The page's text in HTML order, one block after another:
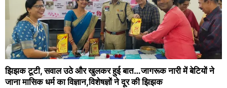
झिझक टूटी, सवाल उठे और खुलकर हुई बात…जागरूक नारी में बेटियों ने
जाना मासिक धर्म का विज्ञान,विशेषज्ञों ने दूर की झिझक